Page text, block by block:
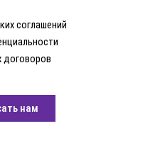
соглашений
договоров
нам